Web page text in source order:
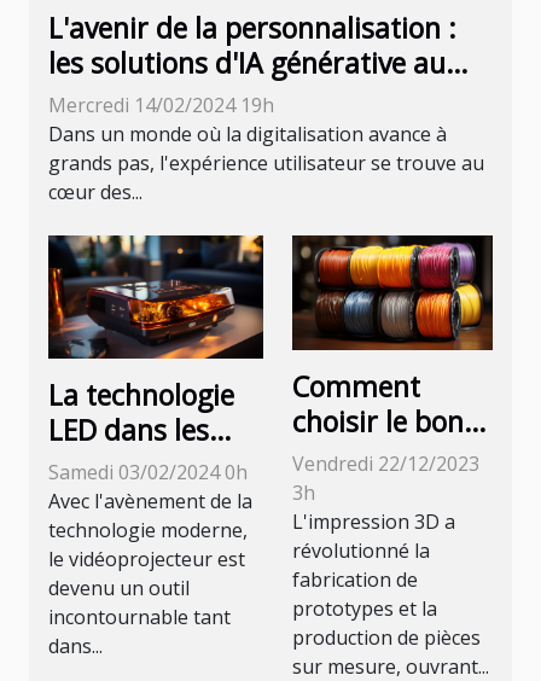
L'avenir de la personnalisation :
les solutions d'IA générative au
service de l'expérience utilisateur
Mercredi 14/02/2024 19h
Dans un monde où la digitalisation avance à
grands pas, l'expérience utilisateur se trouve au
cœur des...
La technologie
LED dans les
vidéoprojecteurs
: avantages et
inconvénients
Samedi 03/02/2024 0h
Avec l'avènement de la
technologie moderne,
le vidéoprojecteur est
devenu un outil
incontournable tant
dans...
Comment
choisir le bon
filament pour
votre
imprimante 3D
Vendredi 22/12/2023
3h
L'impression 3D a
révolutionné la
fabrication de
prototypes et la
production de pièces
sur mesure, ouvrant...